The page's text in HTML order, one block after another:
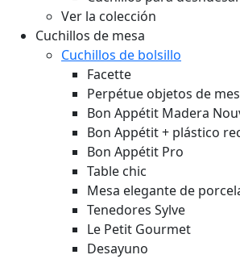
Ver la colección
Cuchillos de mesa
Cuchillos de bolsillo
Facette
Perpétue objetos de
Bon Appétit Madera
Bon Appétit + plástico
Bon Appétit Pro
Table chic
Mesa elegante de
Tenedores Sylve
Le Petit Gourmet
Desayuno